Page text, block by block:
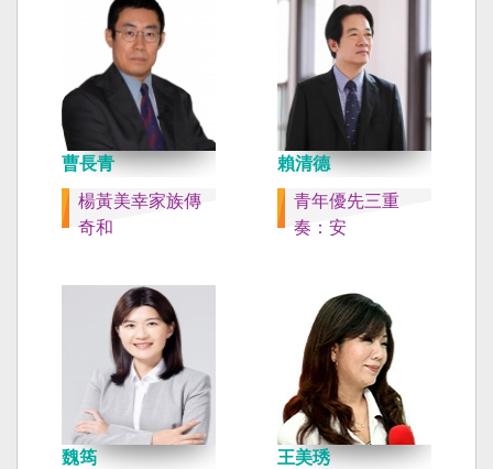
曹長青
楊黃美幸家族傳
奇和
賴清德
青年優先三重
奏：安
魏筠
王美琇